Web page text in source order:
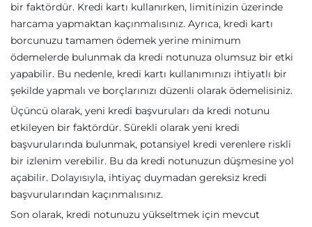
bir faktördür. Kredi kartı kullanırken, limitinizin üzerinde
harcama yapmaktan kaçınmalısınız. Ayrıca, kredi kartı
borcunuzu tamamen ödemek yerine minimum
ödemelerde bulunmak da kredi notunuza olumsuz bir etki
yapabilir. Bu nedenle, kredi kartı kullanımınızı ihtiyatlı bir
şekilde yapmalı ve borçlarınızı düzenli olarak ödemelisiniz.
Üçüncü olarak, yeni kredi başvuruları da kredi notunu
etkileyen bir faktördür. Sürekli olarak yeni kredi
başvurularında bulunmak, potansiyel kredi verenlere riskli
bir izlenim verebilir. Bu da kredi notunuzun düşmesine yol
açabilir. Dolayısıyla, ihtiyaç duymadan gereksiz kredi
başvurularından kaçınmalısınız.
Son olarak, kredi notunuzu yükseltmek için mevcut